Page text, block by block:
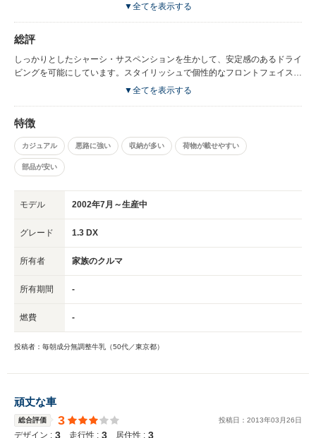
▼全てを表示する
総評
しっかりとしたシャーシ・サスペンションを生かして、安定感のあるドライ
ビングを可能にしています。スタイリッシュで個性的なフロントフェイスが
▼全てを表示する
特徴
カジュアル 悪路に強い 収納が多い 荷物が載せやすい
部品が安い
モデル 2002年7月～生産中
グレード 1.3 DX
所有者 家族のクルマ
所有期間 -
燃費 -
投稿者：毎朝成分無調整牛乳（50代／東京都）
頑丈な車
総合評価 3 投稿日： 2013年03 月26日
デザイン : 3 走行性 : 3 居住性 : 3